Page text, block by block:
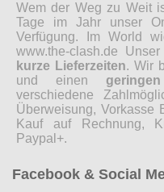
Wem der Weg zu Weit
Tage im Jahr unser
Verfügung. Im World
www.the-clash.de
kurze Lieferzeiten. Wir
und einen
verschiedene
Überweisung, Vorkasse
Kauf auf Rechnung,
Paypal+.
Facebook & Social